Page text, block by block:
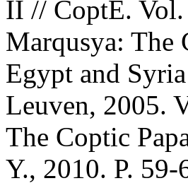
II // CoptE.
Marqusya: The
Egypt and
Leuven, 2005.
The Coptic
Y., 2010. P.